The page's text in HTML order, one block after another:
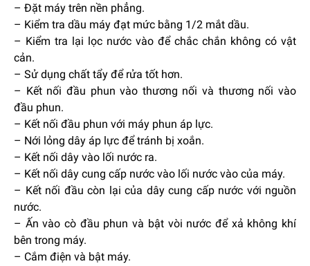
– Đặt máy trên nền phẳng.
– Kiểm tra dầu máy đạt mức bằng 1/2 mắt dầu.
– Kiểm tra lại lọc nước vào để chắc chắn không có vật
cản.
– Sử dụng chất tẩy để rửa tốt hơn.
– Kết nối đầu phun vào thương nối và thương nối vào
đầu phun.
– Kết nối đầu phun với máy phun áp lực.
– Nới lỏng dây áp lực để tránh bị xoắn.
– Kết nối dây vào lối nước ra.
– Kết nối dây cung cấp nước vào lối nước vào của máy.
– Kết nối đầu còn lại của dây cung cấp nước với nguồn
nước.
– Ấn vào cò đầu phun và bật vòi nước để xả không khí
bên trong máy.
– Cắm điện và bật máy.